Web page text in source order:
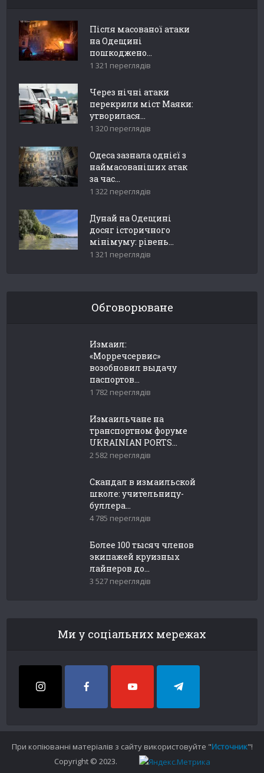
Після масованої атаки
на Одещині
пошкоджено...
1 321 переглядів
Через нічні атаки
перекрили міст Маяки:
утворилася...
1 320 переглядів
Одеса зазнала однієї з
наймасованіших атак
за час...
1 322 переглядів
Дунай на Одещині
досяг історичного
мінімуму: рівень...
1 321 переглядів
Обговорюване
Измаил:
«Морречсервис»
возобновил выдачу
паспортов...
1 782 переглядів
Измаильчане на
транспортном форуме
UKRAINIAN PORTS...
2 582 переглядів
Скандал в измаильской
школе: учительницу-
буллера...
4 785 переглядів
Более 100 тысяч членов
экипажей круизных
лайнеров до...
3 527 переглядів
Ми у соціальних мережах
При копіюванні матеріалів з сайту використовуйте "Источник"!
Copyright © 2023.